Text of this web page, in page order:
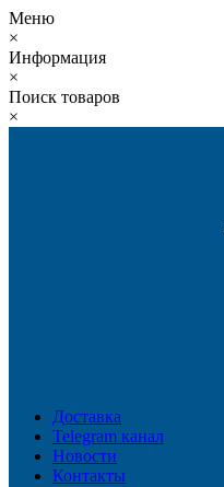
Меню
×
Информация
×
Поиск товаров
×
Доставка
Telegram канал
Новости
Контакты